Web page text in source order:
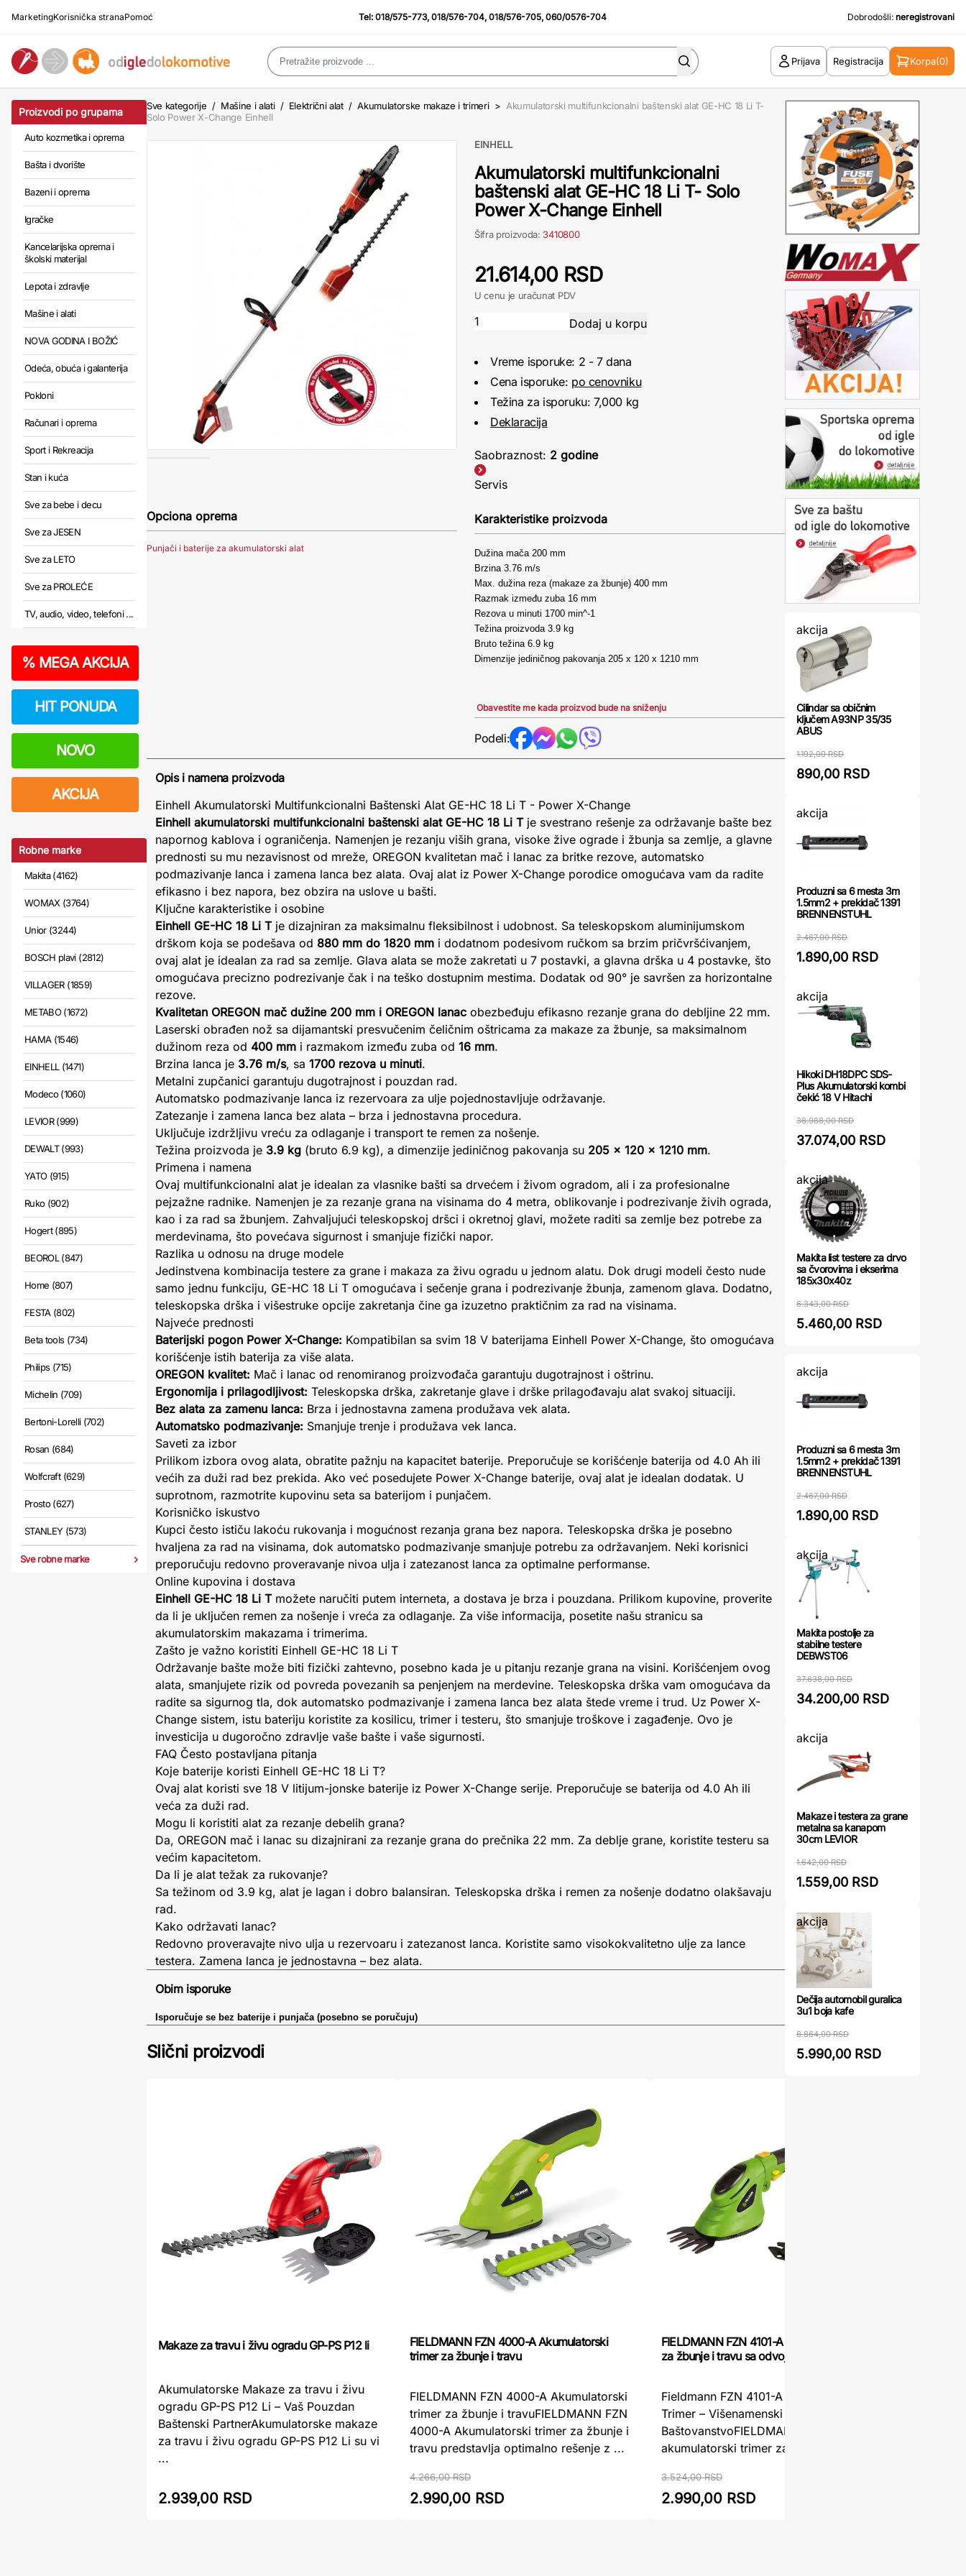
MarketingKorisnička stranaPomoć Tel:018/575-773,018/576-704,018/576-705,060/0576-704 Dobrodošli: neregistrovani
Prijava Registracija Korpa(0)
Proizvodi po grupama
Auto kozmetika i oprema
Bašta i dvorište
Bazeni i oprema
Igračke
Kancelarijska oprema i
školski materijal
Lepota i zdravlje
Mašine i alati
NOVA GODINA I BOŽIĆ
Odeća, obuća i galanterija
Pokloni
Računari i oprema
Sport i Rekreacija
Stan i kuća
Sve za bebe i decu
Sve za JESEN
Sve za LETO
Sve za PROLEĆE
TV, audio, video, telefoni ...
% MEGA AKCIJA
HIT PONUDA
NOVO
AKCIJA
Robne marke
Makita (4162)
WOMAX (3764)
Unior (3244)
BOSCH plavi (2812)
VILLAGER (1859)
METABO (1672)
HAMA (1546)
EINHELL (1471)
Modeco (1060)
LEVIOR (999)
DEWALT (993)
YATO (915)
Ruko (902)
Hogert (895)
BEOROL (847)
Home (807)
FESTA (802)
Beta tools (734)
Philips (715)
Michelin (709)
Bertoni-Lorelli (702)
Rosan (684)
Wolfcraft (629)
Prosto (627)
STANLEY (573)
Sve robne marke
Sve kategorije / Mašine i alati / Električni alat / Akumulatorske makaze i trimeri > Akumulatorski multifunkcionalni baštenski alat GE-HC 18 Li T-
Solo Power X-Change Einhell
Opciona oprema
Punjači i baterije za akumulatorski alat
EINHELL
Akumulatorski multifunkcionalni
baštenski alat GE-HC 18 Li T- Solo
Power X-Change Einhell
Šifra proizvoda: 3410800
21.614,00 RSD
U cenu je uračunat PDV
Vreme isporuke: 2 - 7 dana
Cena isporuke: po cenovniku
Težina za isporuku: 7,000 kg
Deklaracija
Saobraznost: 2 godine
Servis
Karakteristike proizvoda
Dužina mača 200 mm
Brzina 3.76 m/s
Max. dužina reza (makaze za žbunje) 400 mm
Razmak između zuba 16 mm
Rezova u minuti 1700 min^-1
Težina proizvoda 3.9 kg
Bruto težina 6.9 kg
Dimenzije jediničnog pakovanja 205 x 120 x 1210 mm
Obavestite me kada proizvod bude na sniženju
Podeli:
Opis i namena proizvoda
Einhell Akumulatorski Multifunkcionalni Baštenski Alat GE-HC 18 Li T - Power X-Change
Einhell akumulatorski multifunkcionalni baštenski alat GE-HC 18 Li Tje svestrano rešenje za održavanje bašte bez
napornog kablova i ograničenja. Namenjen je rezanju viših grana, visoke žive ograde i žbunja sa zemlje, a glavne
prednosti su mu nezavisnost od mreže, OREGON kvalitetan mač i lanac za britke rezove, automatsko
podmazivanje lanca i zamena lanca bez alata. Ovaj alat iz Power X-Change porodice omogućava vam da radite
efikasno i bez napora, bez obzira na uslove u bašti.
Ključne karakteristike i osobine
Einhell GE-HC 18 Li Tje dizajniran za maksimalnu fleksibilnost i udobnost. Sa teleskopskom aluminijumskom
drškom koja se podešava od 880 mm do 1820 mm i dodatnom podesivom ručkom sa brzim pričvršćivanjem,
ovaj alat je idealan za rad sa zemlje. Glava alata se može zakretati u 7 postavki, a glavna drška u 4 postavke, što
omogućava precizno podrezivanje čak i na teško dostupnim mestima. Dodatak od 90° je savršen za horizontalne
rezove.
Kvalitetan OREGON mač dužine 200 mm i OREGON lanac obezbeđuju efikasno rezanje grana do debljine 22 mm.
Laserski obrađen nož sa dijamantski presvučenim čeličnim oštricama za makaze za žbunje, sa maksimalnom
dužinom reza od 400 mm i razmakom između zuba od 16 mm.
Brzina lanca je 3.76 m/s, sa 1700 rezova u minuti.
Metalni zupčanici garantuju dugotrajnost i pouzdan rad.
Automatsko podmazivanje lanca iz rezervoara za ulje pojednostavljuje održavanje.
Zatezanje i zamena lanca bez alata – brza i jednostavna procedura.
Uključuje izdržljivu vreću za odlaganje i transport te remen za nošenje.
Težina proizvoda je 3.9 kg (bruto 6.9 kg), a dimenzije jediničnog pakovanja su 205 x 120 x 1210 mm.
Primena i namena
Ovaj multifunkcionalni alat je idealan za vlasnike bašti sa drvećem i živom ogradom, ali i za profesionalne
pejzažne radnike. Namenjen je za rezanje grana na visinama do 4 metra, oblikovanje i podrezivanje živih ograda,
kao i za rad sa žbunjem. Zahvaljujući teleskopskoj dršci i okretnoj glavi, možete raditi sa zemlje bez potrebe za
merdevinama, što povećava sigurnost i smanjuje fizički napor.
Razlika u odnosu na druge modele
Jedinstvena kombinacija testere za grane i makaza za živu ogradu u jednom alatu. Dok drugi modeli često nude
samo jednu funkciju, GE-HC 18 Li T omogućava i sečenje grana i podrezivanje žbunja, zamenom glava. Dodatno,
teleskopska drška i višestruke opcije zakretanja čine ga izuzetno praktičnim za rad na visinama.
Najveće prednosti
Baterijski pogon Power X-Change: Kompatibilan sa svim 18 V baterijama Einhell Power X-Change, što omogućava
korišćenje istih baterija za više alata.
OREGON kvalitet: Mač i lanac od renomiranog proizvođača garantuju dugotrajnost i oštrinu.
Ergonomija i prilagodljivost: Teleskopska drška, zakretanje glave i drške prilagođavaju alat svakoj situaciji.
Bez alata za zamenu lanca: Brza i jednostavna zamena produžava vek alata.
Automatsko podmazivanje: Smanjuje trenje i produžava vek lanca.
Saveti za izbor
Prilikom izbora ovog alata, obratite pažnju na kapacitet baterije. Preporučuje se korišćenje baterija od 4.0 Ah ili
većih za duži rad bez prekida. Ako već posedujete Power X-Change baterije, ovaj alat je idealan dodatak. U
suprotnom, razmotrite kupovinu seta sa baterijom i punjačem.
Korisničko iskustvo
Kupci često ističu lakoću rukovanja i mogućnost rezanja grana bez napora. Teleskopska drška je posebno
hvaljena za rad na visinama, dok automatsko podmazivanje smanjuje potrebu za održavanjem. Neki korisnici
preporučuju redovno proveravanje nivoa ulja i zatezanost lanca za optimalne performanse.
Online kupovina i dostava
Einhell GE-HC 18 Li Tmožete naručiti putem interneta, a dostava je brza i pouzdana. Prilikom kupovine, proverite
da li je uključen remen za nošenje i vreća za odlaganje. Za više informacija, posetite našu stranicu sa
akumulatorskim makazama i trimerima.
Zašto je važno koristiti Einhell GE-HC 18 Li T
Održavanje bašte može biti fizički zahtevno, posebno kada je u pitanju rezanje grana na visini. Korišćenjem ovog
alata, smanjujete rizik od povreda povezanih sa penjenjem na merdevine. Teleskopska drška vam omogućava da
radite sa sigurnog tla, dok automatsko podmazivanje i zamena lanca bez alata štede vreme i trud. Uz Power X-
Change sistem, istu bateriju koristite za kosilicu, trimer i testeru, što smanjuje troškove i zagađenje. Ovo je
investicija u dugoročno zdravlje vaše bašte i vaše sigurnosti.
FAQ Često postavljana pitanja
Koje baterije koristi Einhell GE-HC 18 Li T?
Ovaj alat koristi sve 18 V litijum-jonske baterije iz Power X-Change serije. Preporučuje se baterija od 4.0 Ah ili
veća za duži rad.
Mogu li koristiti alat za rezanje debelih grana?
Da, OREGON mač i lanac su dizajnirani za rezanje grana do prečnika 22 mm. Za deblje grane, koristite testeru sa
većim kapacitetom.
Da li je alat težak za rukovanje?
Sa težinom od 3.9 kg, alat je lagan i dobro balansiran. Teleskopska drška i remen za nošenje dodatno olakšavaju
rad.
Kako održavati lanac?
Redovno proveravajte nivo ulja u rezervoaru i zatezanost lanca. Koristite samo visokokvalitetno ulje za lance
testera. Zamena lanca je jednostavna – bez alata.
Obim isporuke
Isporučuje se bez baterije i punjača (posebno se poručuju)
Slični proizvodi
Makaze za travu i živu ogradu GP-PS P12 li
Akumulatorske Makaze za travu i živu
ogradu GP-PS P12 Li – Vaš Pouzdan
Baštenski PartnerAkumulatorske makaze
za travu i živu ogradu GP-PS P12 Li su vi
...
2.939,00 RSD
FIELDMANN FZN 4000-A Akumulatorski
trimer za žbunje i travu
FIELDMANN FZN 4000-A Akumulatorski
trimer za žbunje i travuFIELDMANN FZN
4000-A Akumulatorski trimer za žbunje i
travu predstavlja optimalno rešenje z ...
4.266,00 RSD
2.990,00 RSD
FIELDMANN FZN 4101-A Akumulatorski trimer
za žbunje i travu sa odvojivom baterijom
Fieldmann FZN 4101-A Akumulatorski
Trimer – Višenamenski Alat za Precizno
BaštovanstvoFIELDMANN FZN 4101-A
akumulatorski trimer za ...
3.524,00 RSD
2.990,00 RSD
akcija
Cilindar sa običnim
ključem A93NP 35/35
ABUS
1.192,00 RSD
890,00 RSD
akcija
Produzni sa 6 mesta 3m
1.5mm2 + prekidač 1391
BRENNENSTUHL
2.467,00 RSD
1.890,00 RSD
akcija
Hikoki DH18DPC SDS-
Plus Akumulatorski kombi
čekić 18 V Hitachi
38.988,00 RSD
37.074,00 RSD
akcija
Makita list testere za drvo
sa čvorovima i ekserima
185x30x40z
6.343,00 RSD
5.460,00 RSD
akcija
Produzni sa 6 mesta 3m
1.5mm2 + prekidač 1391
BRENNENSTUHL
2.467,00 RSD
1.890,00 RSD
akcija
Makita postolje za
stabilne testere
DEBWST06
37.638,00 RSD
34.200,00 RSD
akcija
Makaze i testera za grane
metalna sa kanapom
30cm LEVIOR
1.642,00 RSD
1.559,00 RSD
akcija
Dečija automobil guralica
3u1 boja kafe
8.864,00 RSD
5.990,00 RSD